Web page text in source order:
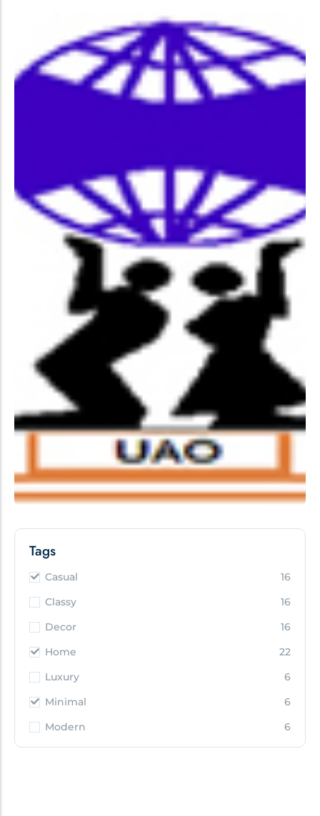
Tags
Casual
16
Classy
16
Decor
16
Home
22
Luxury
6
Minimal
6
Modern
6